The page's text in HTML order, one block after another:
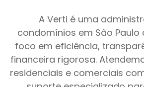
A Verti é uma
condomínios em São
foco em eficiência,
financeira rigorosa.
residenciais e comerciais